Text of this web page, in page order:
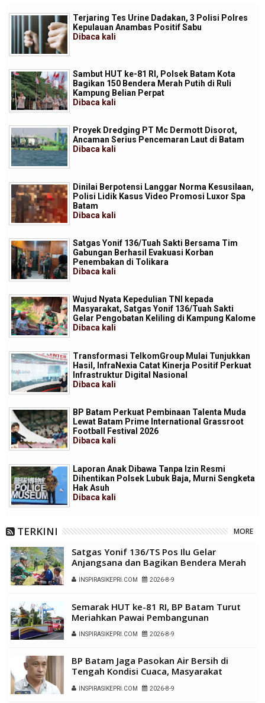
Terjaring Tes Urine Dadakan, 3 Polisi Polres
Kepulauan Anambas Positif Sabu
Dibaca kali
Sambut HUT ke-81 RI, Polsek Batam Kota
Bagikan 150 Bendera Merah Putih di Ruli
Kampung Belian Perpat
Dibaca kali
Proyek Dredging PT Mc Dermott Disorot,
Ancaman Serius Pencemaran Laut di Batam
Dibaca kali
Dinilai Berpotensi Langgar Norma Kesusilaan,
Polisi Lidik Kasus Video Promosi Luxor Spa
Batam
Dibaca kali
Satgas Yonif 136/Tuah Sakti Bersama Tim
Gabungan Berhasil Evakuasi Korban
Penembakan di Tolikara
Dibaca kali
Wujud Nyata Kepedulian TNI kepada
Masyarakat, Satgas Yonif 136/Tuah Sakti
Gelar Pengobatan Keliling di Kampung Kalome
Dibaca kali
Transformasi TelkomGroup Mulai Tunjukkan
Hasil, InfraNexia Catat Kinerja Positif Perkuat
Infrastruktur Digital Nasional
Dibaca kali
BP Batam Perkuat Pembinaan Talenta Muda
Lewat Batam Prime International Grassroot
Football Festival 2026
Dibaca kali
Laporan Anak Dibawa Tanpa Izin Resmi
Dihentikan Polsek Lubuk Baja, Murni Sengketa
Hak Asuh
Dibaca kali
TERKINI MORE
Satgas Yonif 136/TS Pos Ilu Gelar
Anjangsana dan Bagikan Bendera Merah
INSPIRASIKEPRI.COM 2026-8-9
Semarak HUT ke-81 RI, BP Batam Turut
Meriahkan Pawai Pembangunan
INSPIRASIKEPRI.COM 2026-8-9
BP Batam Jaga Pasokan Air Bersih di
Tengah Kondisi Cuaca, Masyarakat
INSPIRASIKEPRI.COM 2026-8-9